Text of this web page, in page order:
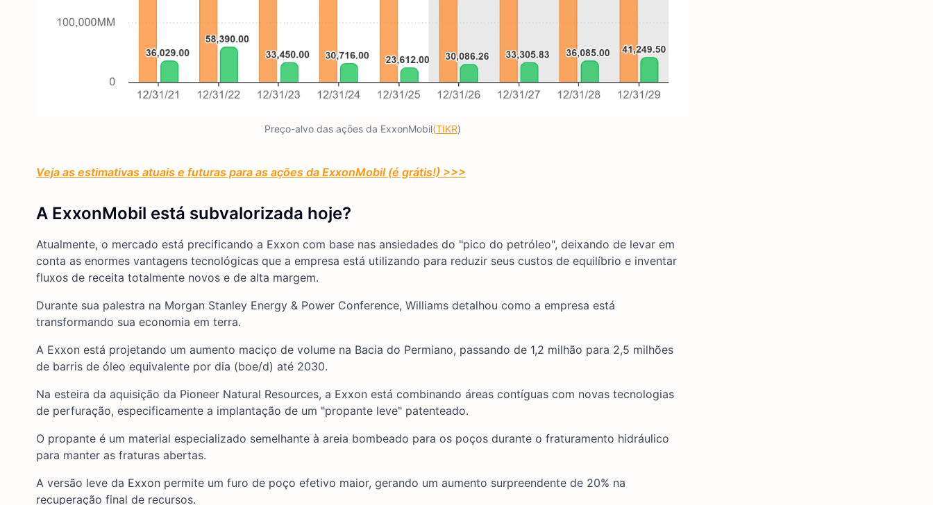
Preço-alvo das ações da ExxonMobil(TIKR)
Veja as estimativas atuais e futuras para as ações da ExxonMobil (é grátis!) >>>
A ExxonMobil está subvalorizada hoje?
Atualmente, o mercado está precificando a Exxon com base nas ansiedades do "pico do petróleo", deixando de levar em
conta as enormes vantagens tecnológicas que a empresa está utilizando para reduzir seus custos de equilíbrio e inventar
fluxos de receita totalmente novos e de alta margem.
Durante sua palestra na Morgan Stanley Energy & Power Conference, Williams detalhou como a empresa está
transformando sua economia em terra.
A Exxon está projetando um aumento maciço de volume na Bacia do Permiano, passando de 1,2 milhão para 2,5 milhões
de barris de óleo equivalente por dia (boe/d) até 2030.
Na esteira da aquisição da Pioneer Natural Resources, a Exxon está combinando áreas contíguas com novas tecnologias
de perfuração, especificamente a implantação de um "propante leve" patenteado.
O propante é um material especializado semelhante à areia bombeado para os poços durante o fraturamento hidráulico
para manter as fraturas abertas.
A versão leve da Exxon permite um furo de poço efetivo maior, gerando um aumento surpreendente de 20% na
recuperação final de recursos.